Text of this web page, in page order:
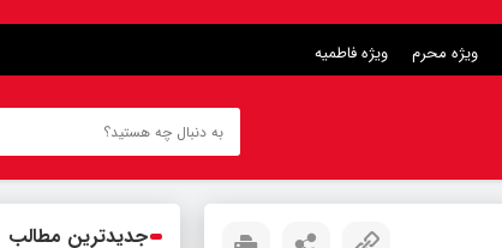
ویژه محرم ویژه فاطمیه
جدیدترین مطالب